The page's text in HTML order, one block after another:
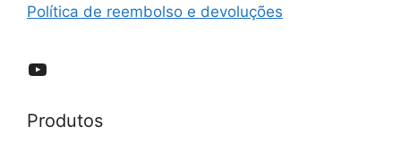
Política de reembolso e devoluções
YouTube
Produtos